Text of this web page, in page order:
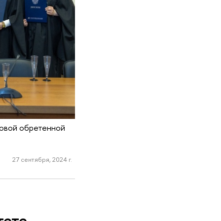
обретенной
27 сентября, 2024 г.